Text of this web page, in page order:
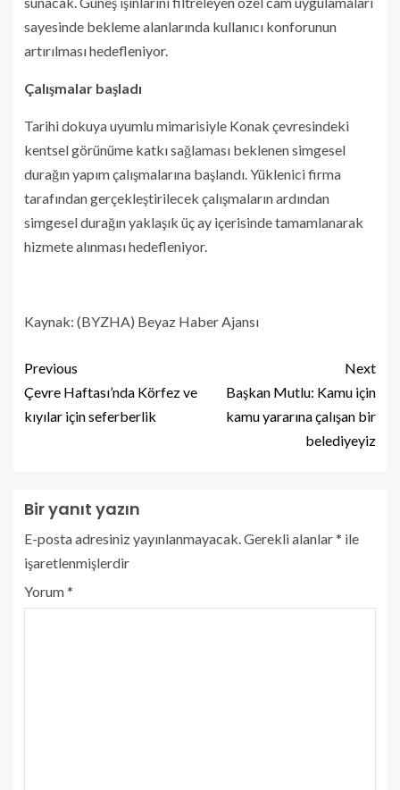
sayesinde bekleme alanlarında kullanıcı konforunun
artırılması hedefleniyor.
Çalışmalar başladı
Tarihi dokuya uyumlu mimarisiyle Konak çevresindeki
kentsel görünüme katkı sağlaması beklenen simgesel
durağın yapım çalışmalarına başlandı. Yüklenici firma
tarafından gerçekleştirilecek çalışmaların ardından
simgesel durağın yaklaşık üç ay içerisinde tamamlanarak
hizmete alınması hedefleniyor.
Kaynak: (BYZHA) Beyaz Haber Ajansı
Previous
Çevre Haftası’nda Körfez ve
kıyılar için seferberlik
Next
Başkan Mutlu: Kamu için
kamu yararına çalışan bir
belediyeyiz
Bir yanıt yazın
E-posta adresiniz yayınlanmayacak. Gerekli alanlar* ile
işaretlenmişlerdir
Yorum*